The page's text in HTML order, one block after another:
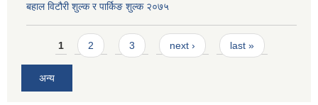
बहाल विटौरी शुल्क र पार्किङ शुल्क २०७५
Pages
1 2 3 next › last »
अन्य